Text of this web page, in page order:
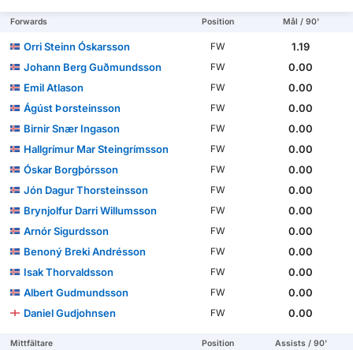
Forwards Position Mål / 90'
Orri Steinn Óskarsson FW
1.19
Johann Berg Guðmunds­son
FW
0.00
Emil Atlason
FW
0.00
Ágúst Þorsteinsson
FW
0.00
Birnir Snær Ingason
FW
0.00
Hallgrímur Mar Steingrímsson
FW
0.00
Óskar Borgþórsson
FW
0.00
Jón Dagur Thorsteinsson
FW
0.00
Brynjolfur Darri Willumsson
FW
0.00
Arnór Sigurdsson
FW
0.00
Benoný Breki Andrésson
FW
0.00
Isak Thorvaldsson
FW
0.00
Albert Gudmundsson
FW
0.00
Daniel Gudjohnsen
FW 0.00
Mittfältare Position Assists / 90'